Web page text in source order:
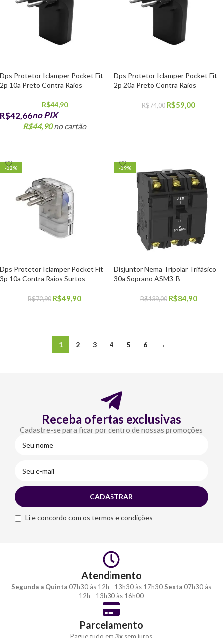
Dps Protetor Iclamper Pocket Fit
2p 10a Preto Contra Raios
R$44,90
R$42,66no PIX
R$44,90no cartão
Dps Protetor Iclamper Pocket Fit
2p 20a Preto Contra Raios
R$74,00 R$59,00
-32%
Dps Protetor Iclamper Pocket Fit
3p 10a Contra Raios Surtos
R$72,90 R$49,90
-39%
Disjuntor Nema Tripolar Trifásico
30a Soprano ASM3-B
R$139,00 R$84,90
1 2 3 4 5 6 →
Receba ofertas exclusivas
Cadastre-se para ficar por dentro de nossas promoções
Li e concordo com os termos e condições
Atendimento
Segunda a Quinta 07h30 às 12h - 13h30 às 17h30 Sexta 07h30 às
12h - 13h30 às 16h00
Parcelamento
Pague tudo em3x sem juros